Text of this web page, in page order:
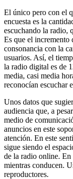
El único pero con el
encuesta es la
escuchando la radio,
Es que el incremento
consonancia con la
usuarios. Así, el
la radio digital es de
media, casi media
reconocían escuchar
Unos datos que
audiencia que, a
medio de
anuncios en este
atención. En este
sigue siendo el
de la radio online. En
mientras conducen.
reproductores.